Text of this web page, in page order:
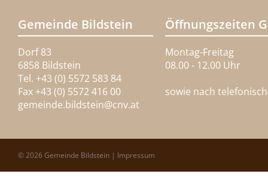
Gemeinde Bildstein
Dorf 83
6858 Bildstein
Tel. +43 (0) 5572 583 84
Fax +43 (0) 5572 416 00
gemeinde.bildstein@cnv.at
Öffnungszeiten
Montag-Freitag
08.00 - 12.00 Uhr
sowie nach
© 2026 Gemeinde Bildstein | Impressum